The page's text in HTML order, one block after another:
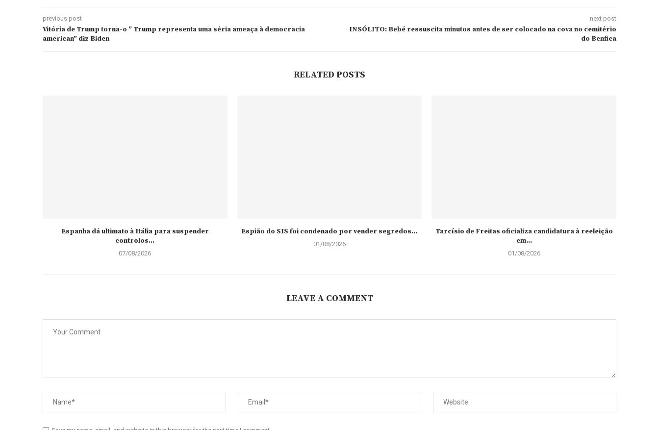
previous post
Vitória de Trump torna-o ” Trump representa uma séria ameaça à democracia
american” diz Biden
next post
INSÓLITO: Bebé ressuscita minutos antes de ser colocado na cova no cemitério
do Benfica
RELATED POSTS
Espanha dá ultimato à Itália para suspender
controlos...
07/08/2026
Espião do SIS foi condenado por vender segredos...
01/08/2026
Tarcísio de Freitas oficializa candidatura à reeleição
em...
01/08/2026
LEAVE A COMMENT